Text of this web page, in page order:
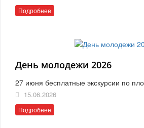
Подробнее
День молодежи 2026
27 июня бесплатные экскурсии по
15.06.2026
Подробнее